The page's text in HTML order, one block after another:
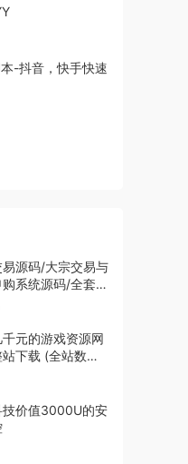
-抖音，快手快速
易源码/大宗交易与
系统源码/全套视
元的游戏资源网
下载 (全站数据
数据里面有200多
技价值3000U的安